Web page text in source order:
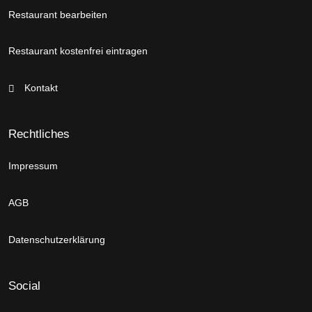
Restaurant bearbeiten
Restaurant kostenfrei eintragen
Kontakt
Rechtliches
Impressum
AGB
Datenschutzerklärung
Social